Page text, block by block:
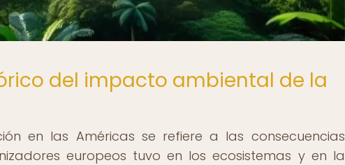
del impacto ambiental de la
en las Américas se refiere a las consecuencias
europeos tuvo en los ecosistemas y en la